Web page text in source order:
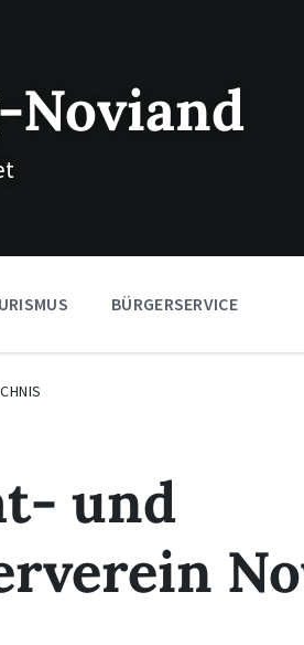
BÜRGERSERVICE
und